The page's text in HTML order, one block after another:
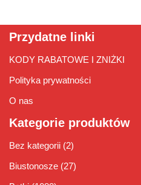
Przydatne linki
KODY RABATOWE I ZNIŻKI
Polityka prywatności
O nas
Kategorie produktów
Bez kategorii (2)
Biustonosze (27)